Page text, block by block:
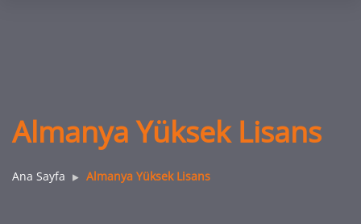
Almanya Yüksek Lisans
Ana Sayfa Almanya Yüksek Lisans